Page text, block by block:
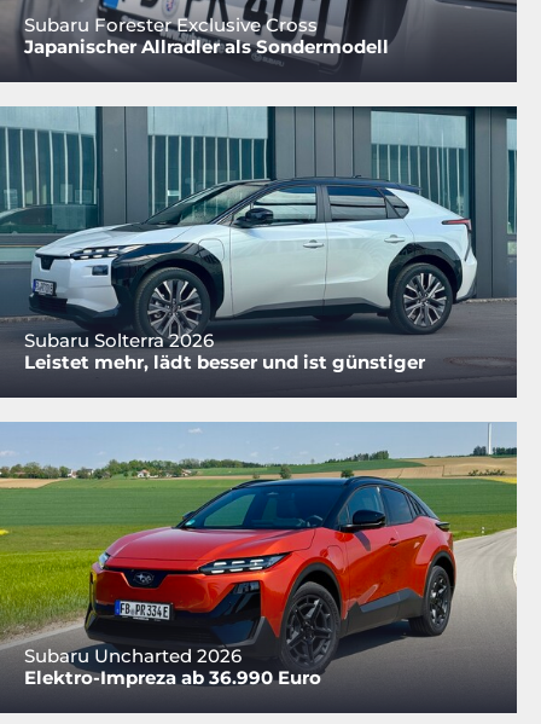
Subaru Forester Exclusive Cross
Japanischer Allradler als Sondermodell
Subaru Solterra 2026
Leistet mehr, lädt besser und ist günstiger
Subaru Uncharted 2026
Elektro-Impreza ab 36.990 Euro